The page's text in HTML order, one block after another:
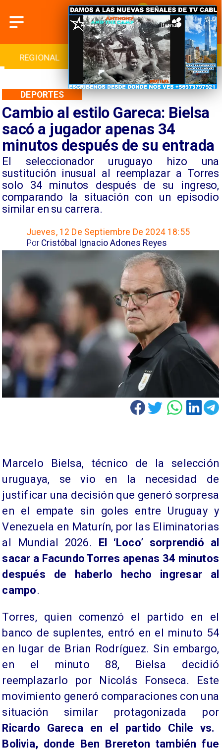
INTERNACIONAL DEPORTES CULTURA
Cambio al estilo Gareca: Bielsa
sacó a jugador apenas 34
minutos después de su entrada
​El seleccionador uruguayo hizo una
sustitución inusual al reemplazar a Torres
solo 34 minutos después de su ingreso,
comparando la situación con un episodio
similar en su carrera.
DEPORTES
Jueves, 12 De Septiembre De 2024 18:55
Cristóbal Ignacio Adones Reyes
Por
Marcelo Bielsa, técnico de la selección
uruguaya, se vio en la necesidad de
justificar una decisión que generó sorpresa
en el empate sin goles entre Uruguay y
Venezuela en Maturín, por las Eliminatorias
al Mundial 2026. El ‘Loco’ sorprendió al
sacar a Facundo Torres apenas 34 minutos
después de haberlo hecho ingresar al
campo.
Torres, quien comenzó el partido en el
banco de suplentes, entró en el minuto 54
en lugar de Brian Rodríguez. Sin embargo,
en el minuto 88, Bielsa decidió
reemplazarlo por Nicolás Fonseca. Este
movimiento generó comparaciones con una
situación similar protagonizada por
Ricardo Gareca en el partido Chile vs.
Bolivia, donde Ben Brereton también fue